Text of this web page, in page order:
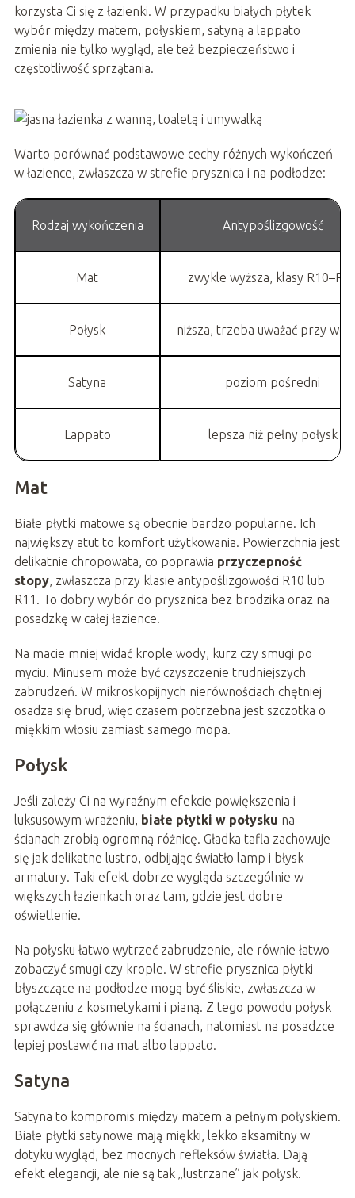
korzysta Ci się z łazienki. W przypadku białych płytek
wybór między matem, połyskiem, satyną a lappato
zmienia nie tylko wygląd, ale też bezpieczeństwo i
częstotliwość sprzątania.
Warto porównać podstawowe cechy różnych wykończeń
w łazience, zwłaszcza w strefie prysznica i na podłodze:
Rodzaj wykończenia Antypoślizgowość
Mat zwykle wyższa, klasy
Połysk niższa, trzeba uważać przy
Satyna poziom pośredni
Lappato lepsza niż pełny połysk
Mat
Białe płytki matowe są obecnie bardzo popularne. Ich
największy atut to komfort użytkowania. Powierzchnia jest
delikatnie chropowata, co poprawia przyczepność
stopy, zwłaszcza przy klasie antypoślizgowości R10 lub
R11. To dobry wybór do prysznica bez brodzika oraz na
posadzkę w całej łazience.
Na macie mniej widać krople wody, kurz czy smugi po
myciu. Minusem może być czyszczenie trudniejszych
zabrudzeń. W mikroskopijnych nierównościach chętniej
osadza się brud, więc czasem potrzebna jest szczotka o
miękkim włosiu zamiast samego mopa.
Połysk
Jeśli zależy Ci na wyraźnym efekcie powiększenia i
luksusowym wrażeniu, białe płytki w połysku na
ścianach zrobią ogromną różnicę. Gładka tafla zachowuje
się jak delikatne lustro, odbijając światło lamp i błysk
armatury. Taki efekt dobrze wygląda szczególnie w
większych łazienkach oraz tam, gdzie jest dobre
oświetlenie.
Na połysku łatwo wytrzeć zabrudzenie, ale równie łatwo
zobaczyć smugi czy krople. W strefie prysznica płytki
błyszczące na podłodze mogą być śliskie, zwłaszcza w
połączeniu z kosmetykami i pianą. Z tego powodu połysk
sprawdza się głównie na ścianach, natomiast na posadzce
lepiej postawić na mat albo lappato.
Satyna
Satyna to kompromis między matem a pełnym połyskiem.
Białe płytki satynowe mają miękki, lekko aksamitny w
dotyku wygląd, bez mocnych refleksów światła. Dają
efekt elegancji, ale nie są tak „lustrzane” jak połysk.